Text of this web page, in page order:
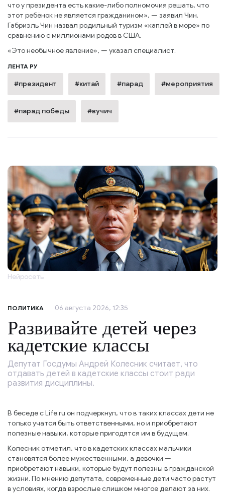
что у президента есть какие-либо полномочия решать, что
этот ребёнок не является гражданином», — заявил Чин.
Габриэль Чин назвал родильный туризм «каплей в море» по
сравнению с миллионами родов в США.
«Это необычное явление», — указал специалист.
ЛЕНТА РУ
#президент #китай #парад #мероприятия
#парад победы #вучич
Нейросеть
ПОЛИТИКА 06 августа 2026, 12:35
Развивайте детей через
кадетские классы
Депутат Госдумы Андрей Колесник считает, что
отдавать детей в кадетские классы стоит ради
развития дисциплины.
В беседе с Life.ru он подчеркнул, что в таких классах дети не
только учатся быть ответственными, но и приобретают
полезные навыки, которые пригодятся им в будущем.
Колесник отметил, что в кадетских классах мальчики
становятся более мужественными, а девочки —
приобретают навыки, которые будут полезны в гражданской
жизни. По мнению депутата, современные дети часто растут
в условиях, когда взрослые слишком многое делают за них.